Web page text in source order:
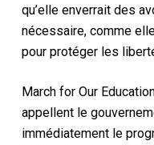
qu’elle enverrait des
nécessaire, comme
pour protéger les
March for Our
appellent le
immédiatement le